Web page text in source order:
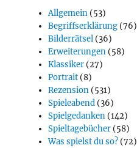
Allgemein (53)
Begriffserklärung (76)
Bilderrätsel (36)
Erweiterungen (58)
Klassiker (27)
Portrait (8)
Rezension (531)
Spieleabend (36)
Spielgedanken (142)
Spieltagebücher (58)
Was spielst du so? (72)